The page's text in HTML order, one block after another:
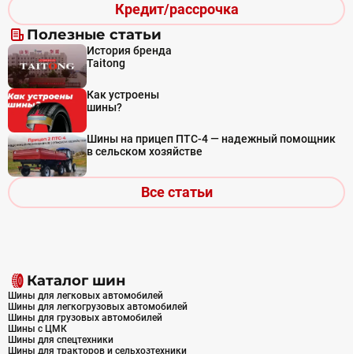
Кредит/рассрочка
Полезные статьи
История бренда
Taitong
Как устроены
шины?
Шины на прицеп ПТС-4 — надежный помощник
в сельском хозяйстве
Все статьи
Каталог шин
Шины для легковых автомобилей
Шины для легкогрузовых автомобилей
Шины для грузовых автомобилей
Шины с ЦМК
Шины для спецтехники
Шины для тракторов и сельхозтехники